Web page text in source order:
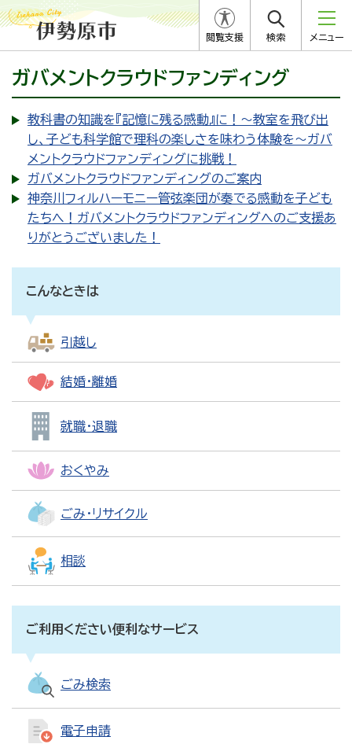
閲覧支援 検索 メニュー
ガバメントクラウドファンディング
教科書の知識を『記憶に残る感動』に！～教室を飛び出
し、子ども科学館で理科の楽しさを味わう体験を～ガバ
メントクラウドファンディングに挑戦！
ガバメントクラウドファンディングのご案内
神奈川フィルハーモニー管弦楽団が奏でる感動を子ども
たちへ！ガバメントクラウドファンディングへのご支援あ
りがとうございました！
こんなときは
引越し
結婚・離婚
就職・退職
おくやみ
ごみ・リサイクル
相談
ご利用ください便利なサービス
ごみ検索
電子申請